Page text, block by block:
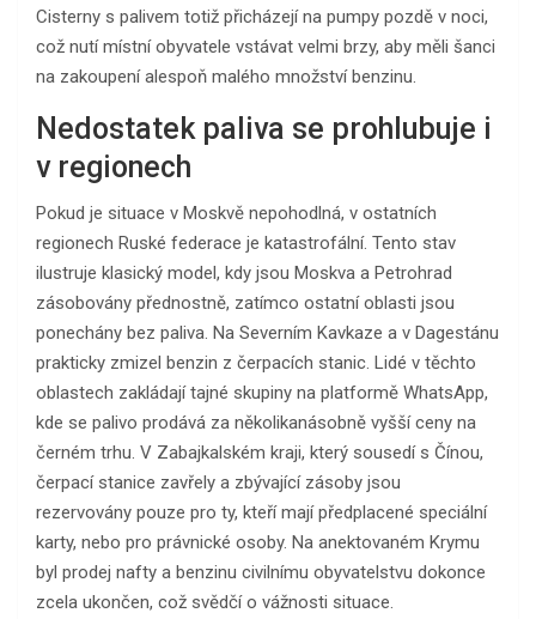
Cisterny s palivem totiž přicházejí na pumpy pozdě v noci,
což nutí místní obyvatele vstávat velmi brzy, aby měli šanci
na zakoupení alespoň malého množství benzinu.
Nedostatek paliva se prohlubuje i
v regionech
Pokud je situace v Moskvě nepohodlná, v ostatních
regionech Ruské federace je katastrofální. Tento stav
ilustruje klasický model, kdy jsou Moskva a Petrohrad
zásobovány přednostně, zatímco ostatní oblasti jsou
ponechány bez paliva. Na Severním Kavkaze a v Dagestánu
prakticky zmizel benzin z čerpacích stanic. Lidé v těchto
oblastech zakládají tajné skupiny na platformě WhatsApp,
kde se palivo prodává za několikanásobně vyšší ceny na
černém trhu. V Zabajkalském kraji, který sousedí s Čínou,
čerpací stanice zavřely a zbývající zásoby jsou
rezervovány pouze pro ty, kteří mají předplacené speciální
karty, nebo pro právnické osoby. Na anektovaném Krymu
byl prodej nafty a benzinu civilnímu obyvatelstvu dokonce
zcela ukončen, což svědčí o vážnosti situace.